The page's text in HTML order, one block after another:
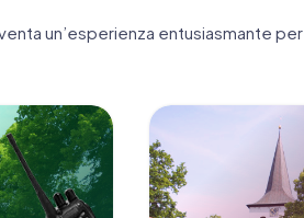
un’esperienza entusiasmante per